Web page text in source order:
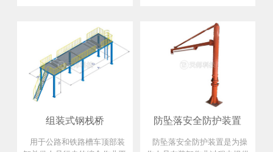
自润滑性的耐腐蚀性，对液态
或气态化工介质具有理想的密
封输送效果。旋转接头设计有
多种类型，包括常温型、低温
型、衬四氟型及液氯专用型，
其中主密封圈是其中重要零部
罐车之间的缺口，提高登车的
安全性，为公司专利产品。
组装式钢栈桥
用于公路和铁路槽车顶部装
防坠落安全防护装置
防坠落安全防护装置是为操